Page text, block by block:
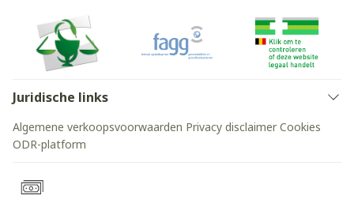
Juridische links
Algemene verkoopsvoorwaarden Privacy disclaimer Cookies
ODR-platform